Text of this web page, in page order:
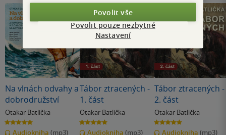
Na vlnách odvahy a
dobrodružství
Otakar Batlička
5.0
z
5 Audiokniha (mp3)
Tábor ztracených -
1. část
Otakar Batlička
5.0
z
5 Audiokniha (mp3)
Tábor ztracených -
2. část
Otakar Batlička
5.0
z
5 Audiokniha (mp3)
Povolit vše
Povolit pouze nezbytné
Nastavení